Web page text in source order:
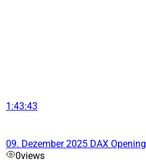
1:43:43
09. Dezember 2025 DAX Opening
0views